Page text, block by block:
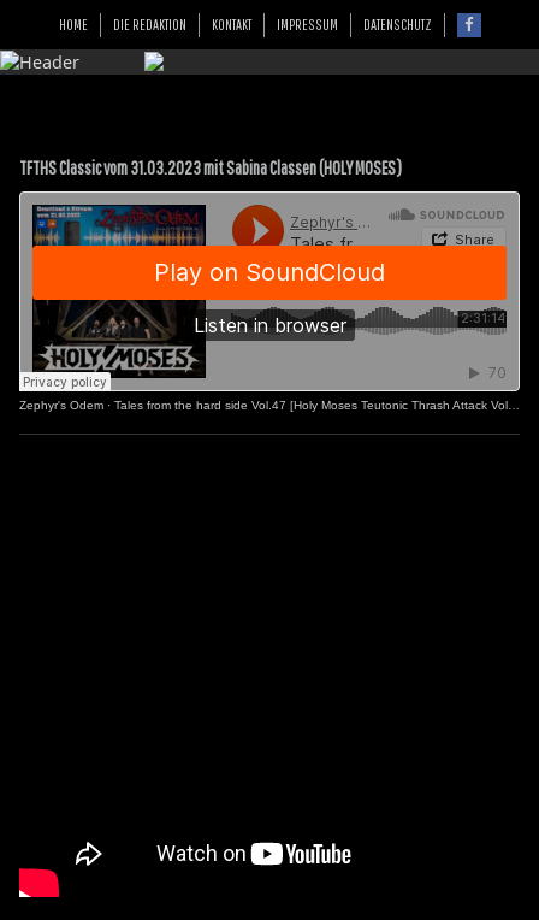
HOME DIE REDAKTION KONTAKT IMPRESSUM DATENSCHUTZ
TFTHS Classic vom 31.03.2023 mit Sabina Classen (HOLY MOSES)
Zephyr's Odem · Tales from the hard side Vol.47 [Holy Moses Teutonic Thrash Attack Vol.2]